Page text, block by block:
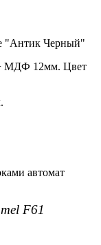
"Антик Черный"
МДФ 12мм. Цвет
автомат
F61